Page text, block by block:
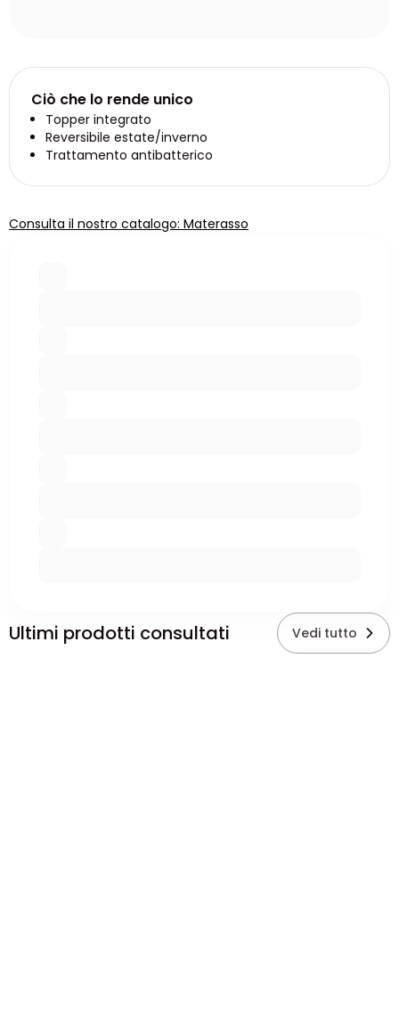
Ciò che lo rende unico
Topper integrato
Reversibile estate/inverno
Trattamento antibatterico
Consulta il nostro catalogo: Materasso
Ultimi prodotti consultati Vedi tutto